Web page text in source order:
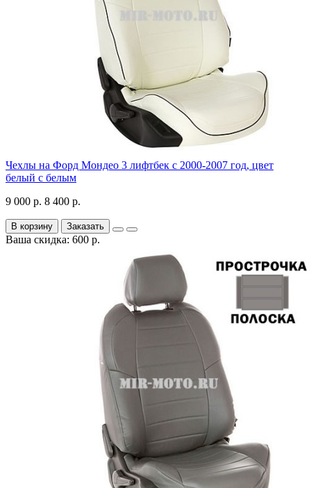
Чехлы на Форд Мондео 3 лифтбек с 2000-2007 год, цвет
белый с белым
9 000 р. 8 400 р.
В корзину Заказать
Ваша скидка: 600 р.